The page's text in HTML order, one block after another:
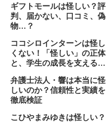
ギフトモールは怪しい？評
判、届かない、口コミ、偽
物…？
ココシロインターンは怪し
くない！「怪しい」の正体
と、学生の成長を支える実
弁護士法人・響は本当に怪
しいのか？信頼性と実績を
徹底検証
こひやまみゆきは怪しい？